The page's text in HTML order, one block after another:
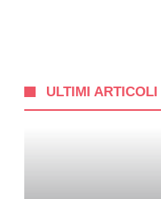
ULTIMI ARTICOLI